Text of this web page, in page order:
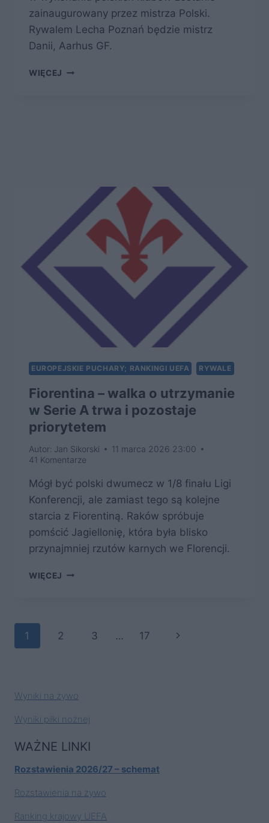
zainaugurowany przez mistrza Polski.
Rywalem Lecha Poznań będzie mistrz
Danii, Aarhus GF.
WIĘCEJ AARHUS
EUROPEJSKIE PUCHARY; RANKINGI UEFA RYWALE
Fiorentina – walka o utrzymanie
w Serie A trwa i pozostaje
priorytetem
Autor: Jan Sikorski
11 marca 2026 23:00
41 Komentarze
Mógł być polski dwumecz w 1/8 finału Ligi
Konferencji, ale zamiast tego są kolejne
starcia z Fiorentiną. Raków spróbuje
pomścić Jagiellonię, która była blisko
przynajmniej rzutów karnych we Florencji.
WIĘCEJ FIORENTINA
W
POZOSTAJE
Nawigacja
1 2 3 … 17
Następna
Wyniki na żywo
Wyniki piłki nożnej
WAŻNE LINKI
Rozstawienia 2026/27 – schemat
Rozstawienia na żywo
Ranking krajowy UEFA